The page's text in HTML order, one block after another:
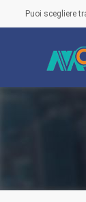
Puoi scegliere